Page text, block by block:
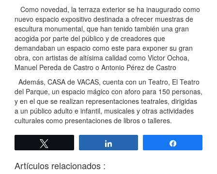
Como novedad, la terraza exterior se ha inaugurado como
nuevo espacio expositivo destinada a ofrecer muestras de
escultura monumental, que han tenido también una gran
acogida por parte del público y de creadores que
demandaban un espacio como este para exponer su gran
obra, con artistas de altísima calidad como Victor Ochoa,
Manuel Pereda de Castro o Antonio Pérez de Castro
Además, CASA de VACAS, cuenta con un Teatro, El Teatro
del Parque, un espacio mágico con aforo para 150 personas,
y en el que se realizan representaciones teatrales, dirigidas
a un público adulto e infantil, musicales y otras actividades
culturales como presentaciones de libros o talleres.
Artículos relacionados :